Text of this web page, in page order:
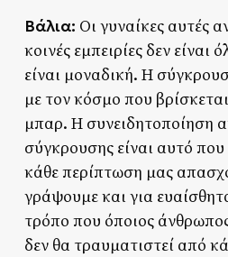
Βάλια: Οι γυναίκες αυτές
κοινές εμπειρίες δεν είναι
είναι μοναδική. Η
με τον κόσμο που
μπαρ. Η συνειδητοποίηση
σύγκρουσης είναι αυτό που
κάθε περίπτωση μας
γράψουμε και για
τρόπο που όποιος
δεν θα τραυματιστεί από